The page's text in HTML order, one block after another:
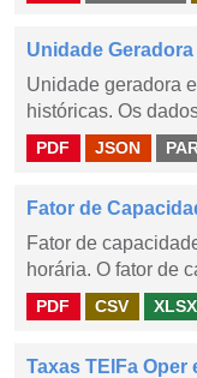
Unidade
Unidade geradora
históricas. Os
PDF JSON
Fator de
Fator de
horária. O fator de
PDF CSV XLSX
Taxas TEIFa Oper